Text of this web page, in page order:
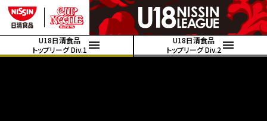
U18日清食品
トップリーグ Div.1
U18日清食品
トップリーグ Div.2